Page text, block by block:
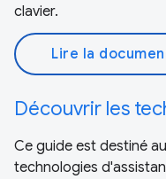
clavier.
Lire la
Découvrir les
Ce guide est destiné
technologies